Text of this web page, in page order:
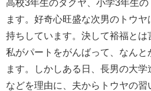
高校3年生のタクヤ、小学3年生
ます。好奇心旺盛な次男のトウ
持ちしています。決して裕福とは
私がパートをがんばって、なん
ます。しかしある日、長男の大
などを理由に、夫からトウヤの習